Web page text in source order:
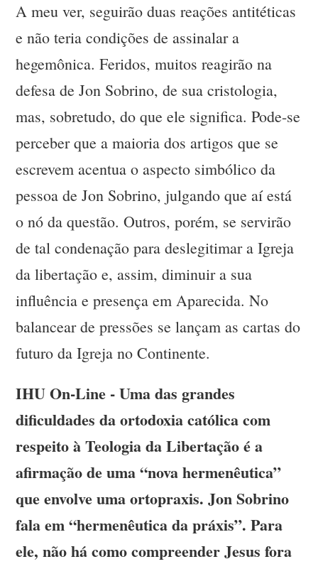
A meu ver, seguirão duas reações antitéticas
e não teria condições de assinalar a
hegemônica. Feridos, muitos reagirão na
defesa de Jon Sobrino, de sua cristologia,
mas, sobretudo, do que ele significa. Pode-se
perceber que a maioria dos artigos que se
escrevem acentua o aspecto simbólico da
pessoa de Jon Sobrino, julgando que aí está
o nó da questão. Outros, porém, se servirão
de tal condenação para deslegitimar a Igreja
da libertação e, assim, diminuir a sua
influência e presença em Aparecida. No
balancear de pressões se lançam as cartas do
futuro da Igreja no Continente.
IHU On-Line - Uma das grandes
dificuldades da ortodoxia católica com
respeito à Teologia da Libertação é a
afirmação de uma “nova hermenêutica”
que envolve uma ortopraxis. Jon Sobrino
fala em “hermenêutica da práxis”. Para
ele, não há como compreender Jesus fora